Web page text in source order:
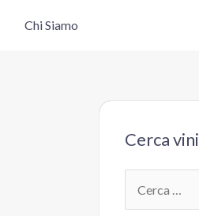
Chi Siamo
Cerca
e